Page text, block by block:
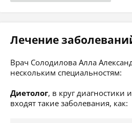
Лечение
Врач Солодилова Алла
нескольким специальностям:
Диетолог, в круг диагностики
входят такие заболевания, как: